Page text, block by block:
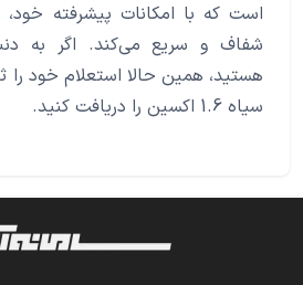
است که با امکانات پیشرفته خود،
شفاف و سریع می‌کند. اگر به
هستید، همین حالا استعلام خود
سیاه 1.6 اکسین را دریافت کنید.